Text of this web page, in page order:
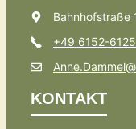
Bahnhofstraße
+49 6152-
KONTAKT